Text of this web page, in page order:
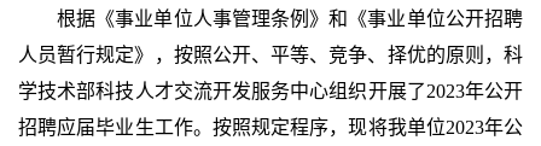
根据《事业单位人事管理条例》和《事业单位公开招聘
人员暂行规定》，按照公开、平等、竞争、择优的原则，科
学技术部科技人才交流开发服务中心组织开展了2023年公开
招聘应届毕业生工作。按照规定程序，现将我单位2023年公